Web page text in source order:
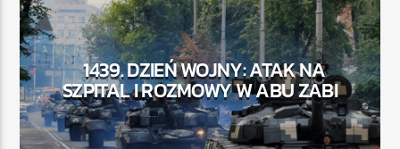
TERAZ
RADIO STREFA MUZY
00:00 21:00
1439. DZIEŃ WOJNY: ATAK NA
SZPITAL I ROZMOWY W ABU ZABI